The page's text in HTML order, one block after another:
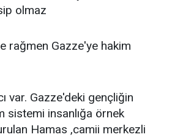
olmaz
rağmen Gazze'ye hakim
var. Gazze'deki gençliğin
sistemi insanlığa örnek
Hamas ,camii merkezli